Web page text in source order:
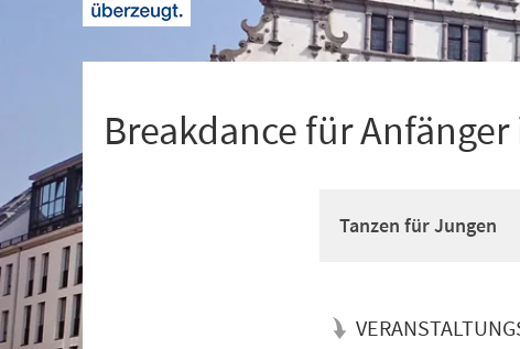
Breakdance für
Tanzen für Jungen